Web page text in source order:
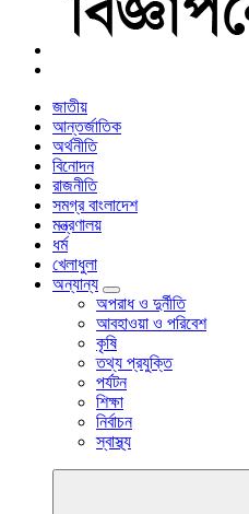
জাতীয়
আন্তর্জাতিক
অর্থনীতি
বিনোদন
রাজনীতি
সমগ্র বাংলাদেশ
মন্ত্রণালয়
ধর্ম
খেলাধুলা
অন্যান্য
অপরাধ ও দুর্নীতি
আবহাওয়া ও পরিবেশ
কৃষি
তথ্য প্রযুক্তি
পর্যটন
শিক্ষা
নির্বাচন
স্বাস্থ্য